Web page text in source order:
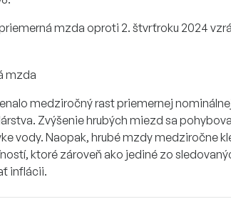
mzda oproti 2. štvrťroku 2024
medziročný rast priemernej
Zvýšenie hrubých miezd sa
vody. Naopak, hrubé mzdy medziročne
ktoré zároveň ako jediné zo
inflácii.